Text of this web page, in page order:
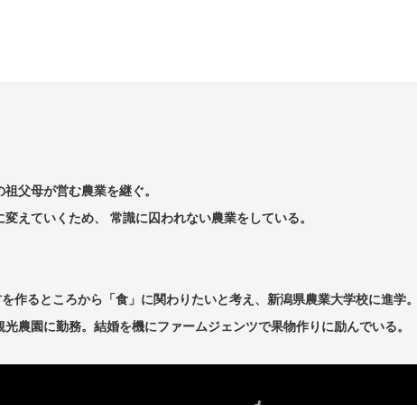
父母が営む農業を継ぐ。
えていくため、 常識に囚われない農業をしている。
作るところから「食」に関わりたいと考え、新潟県農業大学校に進学
農園に勤務。結婚を機にファームジェンツで果物作りに励んでいる。